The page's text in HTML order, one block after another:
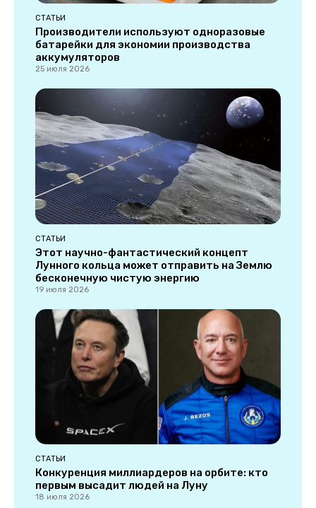
СТАТЬИ
Производители используют одноразовые
батарейки для экономии производства
аккумуляторов
25 июля 2026
СТАТЬИ
Этот научно-фантастический концепт
Лунного кольца может отправить на Землю
бесконечную чистую энергию
19 июля 2026
СТАТЬИ
Конкуренция миллиардеров на орбите: кто
первым высадит людей на Луну
18 июля 2026